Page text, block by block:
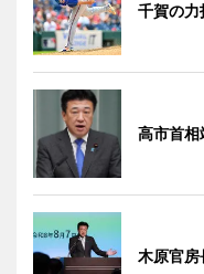
千賀の
高市首相
木原官房